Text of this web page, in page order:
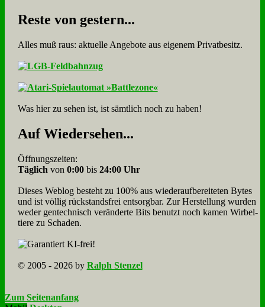
Re­ste von ge­stern...
Alles muß raus: aktuelle An­ge­bo­te aus eigenem Privatbesitz.
Was hier zu sehen ist, ist sämt­lich noch zu haben!
Auf Wie­der­se­hen...
Öffnungszeiten:
Täglich von 0:00bis 24:00 Uhr
Dieses Weblog besteht zu 100% aus wie­der­auf­bereite­ten Bytes
und ist völlig rück­stands­frei ent­sorg­bar. Zur Herstellung wurden
weder gen­tech­nisch veränderte Bits benutzt noch kamen Wir­bel­
tiere zu Scha­den.
© 2005 - 2026 by Ralph Stenzel
Zum Seitenanfang